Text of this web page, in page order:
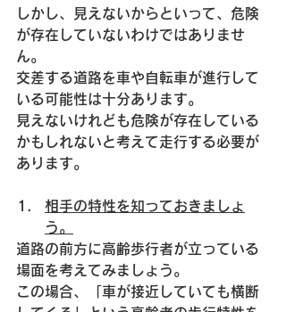
しかし、見えないからといって、危険
が存在していないわけではありませ
ん。
交差する道路を車や自転車が進行して
いる可能性は十分あります。
見えないけれども危険が存在している
かもしれないと考えて走行する必要が
あります。
相手の特性を知っておきましょ
う。
道路の前方に高齢歩行者が立っている
場面を考えてみましょう。
この場合、「車が接近していても横断